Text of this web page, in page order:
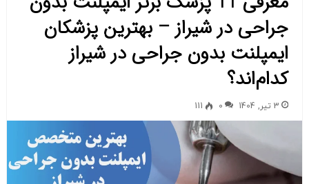
جراحی در شیراز – بهترین پزشکان
ایمپلنت بدون جراحی در شیراز
کدام‌اند؟
3 تیر, 1404 0
111